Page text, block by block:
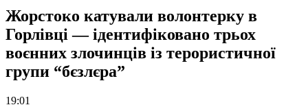
Жорстоко катували волонтерку в
Горлівці — ідентифіковано трьох
воєнних злочинців із терористичної
групи “бєзлєра”
19:01